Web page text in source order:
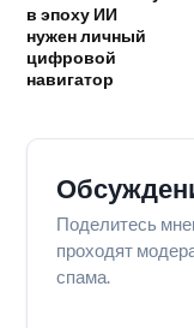
в эпоху ИИ
нужен личный
цифровой
навигатор
Поделитесь
проходят
спама.